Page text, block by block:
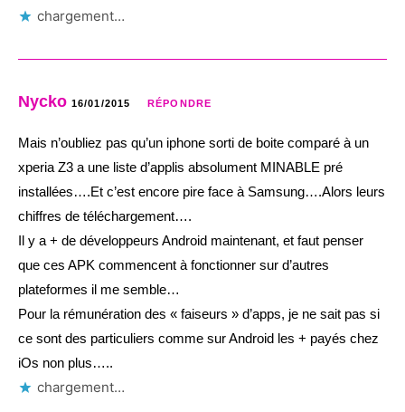
chargement…
Nycko 16/01/2015 RÉPONDRE
Mais n’oubliez pas qu’un iphone sorti de boite comparé à un
xperia Z3 a une liste d’applis absolument MINABLE pré
installées….Et c’est encore pire face à Samsung….Alors leurs
chiffres de téléchargement….
Il y a + de développeurs Android maintenant, et faut penser
que ces APK commencent à fonctionner sur d’autres
plateformes il me semble…
Pour la rémunération des « faiseurs » d’apps, je ne sait pas si
ce sont des particuliers comme sur Android les + payés chez
iOs non plus…..
chargement…